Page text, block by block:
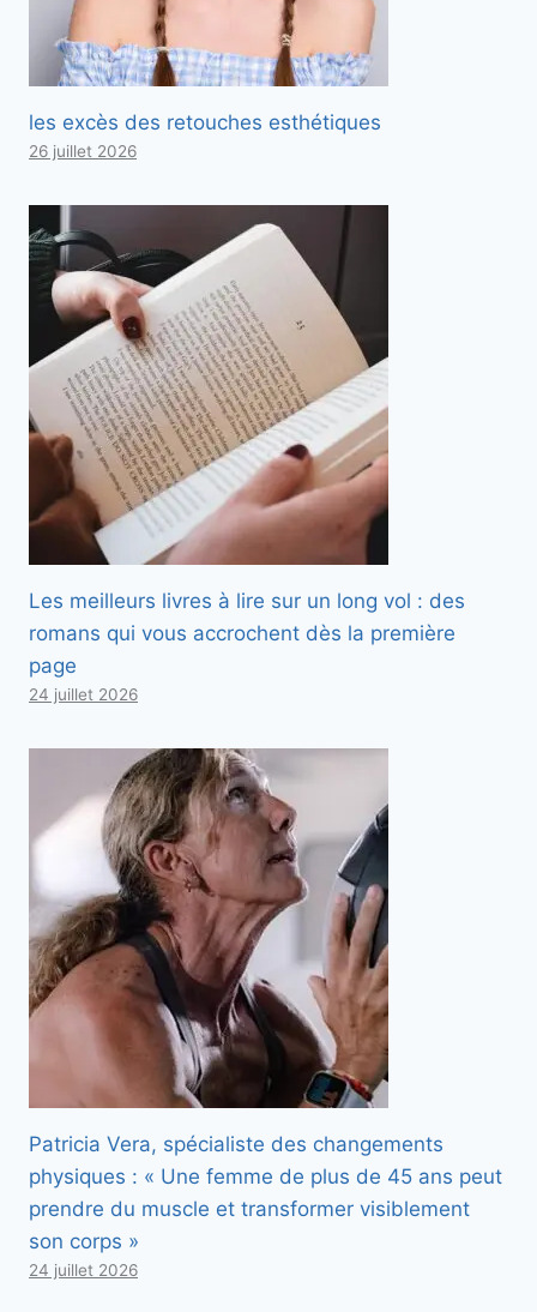
les excès des retouches esthétiques
26 juillet 2026
Les meilleurs livres à lire sur un long vol : des
romans qui vous accrochent dès la première
page
24 juillet 2026
Patricia Vera, spécialiste des changements
physiques : « Une femme de plus de 45 ans peut
prendre du muscle et transformer visiblement
son corps »
24 juillet 2026